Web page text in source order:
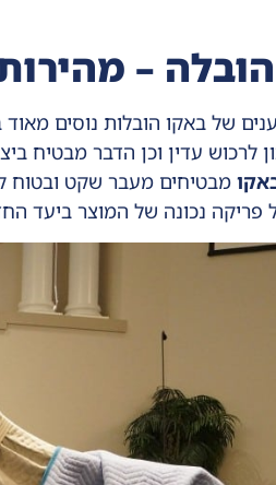
–
של באקו הובלות נוסים
לרכוש עדין וכן הדבר מבטיח
מבטיחים מעבר שקט ובטוח
פריקה נכונה של המוצר ביעד